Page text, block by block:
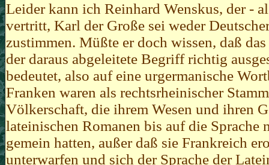
Leider kann ich Reinhard Wenskus, der -
vertritt, Karl der Große sei weder
zustimmen. Müßte er doch wissen, daß
der daraus abgeleitete Begriff richtig
bedeutet, also auf eine urgermanische
Franken waren als rechtsrheinischer
Völkerschaft, die ihrem Wesen und ihren
lateinischen Romanen bis auf die Sprache
gemein hatten, außer daß sie Frankreich
unterwarfen und sich der Sprache der